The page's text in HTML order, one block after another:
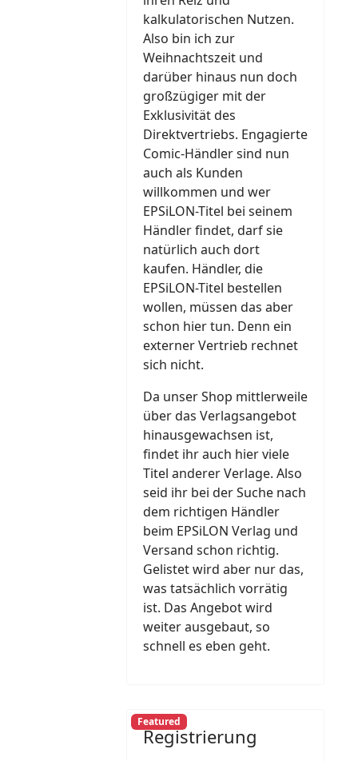
kalkulatorischen Nutzen.
Also bin ich zur
Weihnachtszeit und
darüber hinaus nun doch
großzügiger mit der
Exklusivität des
Direktvertriebs. Engagierte
Comic-Händler sind nun
auch als Kunden
willkommen und wer
EPSiLON-Titel bei seinem
Händler findet, darf sie
natürlich auch dort
kaufen. Händler, die
EPSiLON-Titel bestellen
wollen, müssen das aber
schon hier tun. Denn ein
externer Vertrieb rechnet
sich nicht.
Da unser Shop mittlerweile
über das Verlagsangebot
hinausgewachsen ist,
findet ihr auch hier viele
Titel anderer Verlage. Also
seid ihr bei der Suche nach
dem richtigen Händler
beim EPSiLON Verlag und
Versand schon richtig.
Gelistet wird aber nur das,
was tatsächlich vorrätig
ist. Das Angebot wird
weiter ausgebaut, so
schnell es eben geht.
Featured
Registrierung